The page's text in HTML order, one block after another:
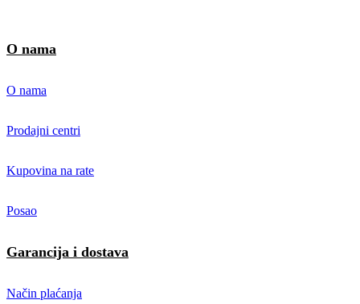
O nama
O nama
Prodajni centri
Kupovina na rate
Posao
Garancija i dostava
Način plaćanja